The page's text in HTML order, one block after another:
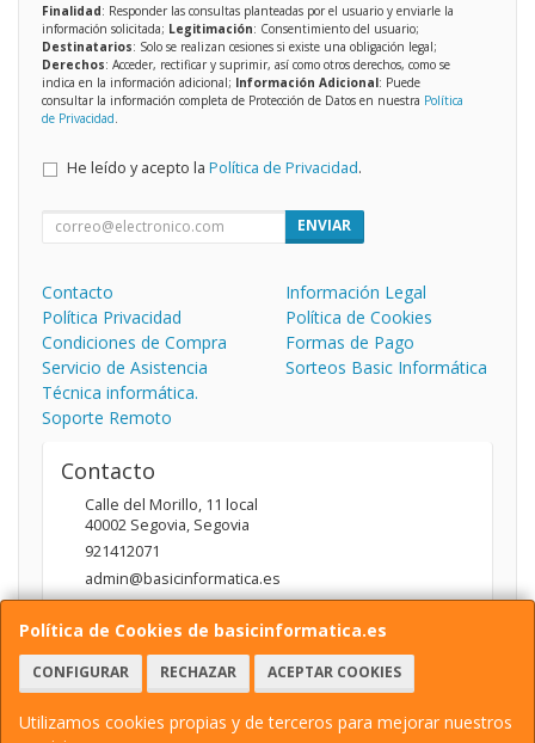
Política de Cookies de basicinformatica.es
CONFIGURAR RECHAZAR ACEPTAR COOKIES
Utilizamos cookies propias y de terceros para mejorar nuestros
Finalidad: Responder las consultas planteadas por el usuario y enviarle la
información solicitada; Legitimación: Consentimiento del usuario;
Destinatarios: Solo se realizan cesiones si existe una obligación legal;
Derechos: Acceder, rectificar y suprimir, así como otros derechos, como se
indica en la información adicional; Información Adicional: Puede
consultar la información completa de Protección de Datos en nuestra Política
de Privacidad
He leído y acepto la Política de Privacidad.
ENVIAR
Contacto
Información Legal
Política Privacidad
Política de Cookies
Condiciones de Compra
Formas de Pago
Servicio de Asistencia
Técnica informática.
Soporte Remoto
Sorteos Basic Informática
Contacto
Calle del Morillo, 11 local
40002 Segovia, Segovia
921412071
admin@basicinformatica.es
Horario
L-V: 10:00 a 14:00h y de 17:00 a 20:00h / S: 10:00 a 14:00h